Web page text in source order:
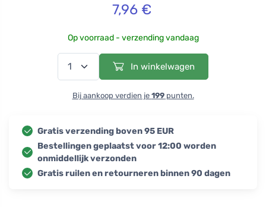
7,96 €
Op voorraad - verzending vandaag
In winkelwagen
Bij aankoop verdien je 199punten.
Gratis verzending boven 95 EUR
Bestellingen geplaatst voor 12:00 worden
onmiddellijk verzonden
Gratis ruilen en retourneren binnen 90 dagen